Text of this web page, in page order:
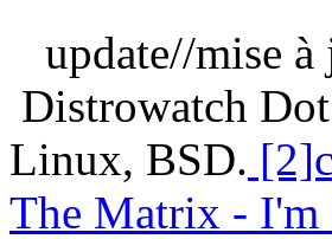
update//mise
Distrowatch
Linux, BSD.
The Matrix - I'm